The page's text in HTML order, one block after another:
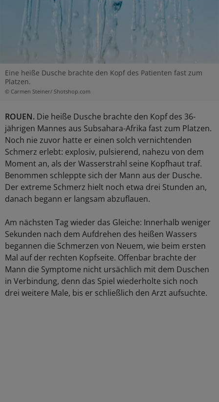
Eine heiße Dusche brachte den Kopf des Patienten fast zum
Platzen.
© Carmen Steiner/ Shotshop.com
ROUEN. Die heiße Dusche brachte den Kopf des 36-
jährigen Mannes aus Subsahara-Afrika fast zum Platzen.
Noch nie zuvor hatte er einen solch vernichtenden
Schmerz erlebt: explosiv, pulsierend, nahezu von dem
Moment an, als der Wasserstrahl seine Kopfhaut traf.
Benommen schleppte sich der Mann aus der Dusche.
Der extreme Schmerz hielt noch etwa drei Stunden an,
danach begann er langsam abzuflauen.
Am nächsten Tag wieder das Gleiche: Innerhalb weniger
Sekunden nach dem Aufdrehen des heißen Wassers
begannen die Schmerzen von Neuem, wie beim ersten
Mal auf der rechten Kopfseite. Offenbar brachte der
Mann die Symptome nicht ursächlich mit dem Duschen
in Verbindung, denn das Spiel wiederholte sich noch
drei weitere Male, bis er schließlich den Arzt aufsuchte.